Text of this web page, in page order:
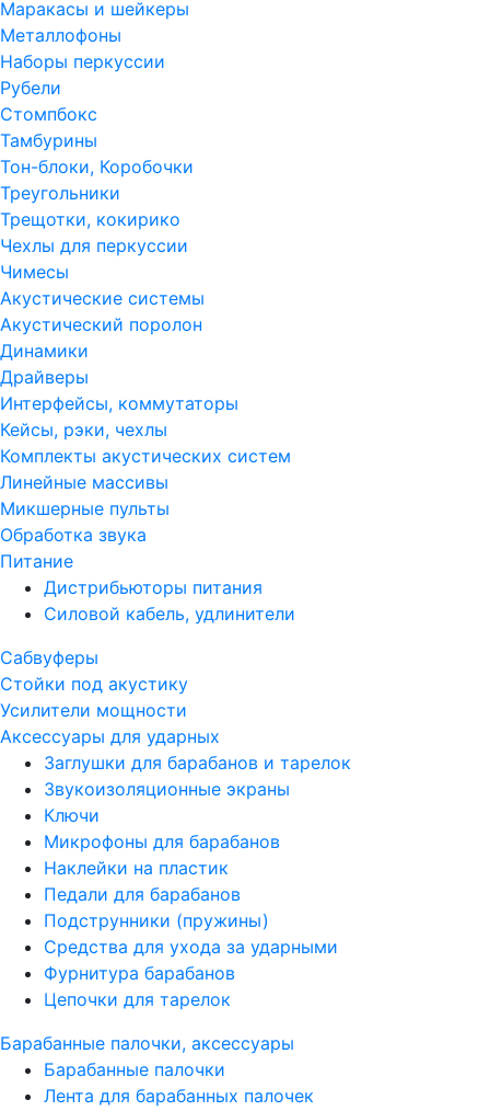
Маракасы и шейкеры
Металлофоны
Наборы перкуссии
Рубели
Стомпбокс
Тамбурины
Тон-блоки, Коробочки
Треугольники
Трещотки, кокирико
Чехлы для перкуссии
Чимесы
Акустические системы
Акустический поролон
Динамики
Драйверы
Интерфейсы, коммутаторы
Кейсы, рэки, чехлы
Комплекты акустических систем
Линейные массивы
Микшерные пульты
Обработка звука
Питание
Дистрибьюторы питания
Силовой кабель, удлинители
Сабвуферы
Стойки под акустику
Усилители мощности
Аксессуары для ударных
Заглушки для барабанов и тарелок
Звукоизоляционные экраны
Ключи
Микрофоны для барабанов
Наклейки на пластик
Педали для барабанов
Подструнники (пружины)
Средства для ухода за ударными
Фурнитура барабанов
Цепочки для тарелок
Барабанные палочки, аксессуары
Барабанные палочки
Лента для барабанных палочек